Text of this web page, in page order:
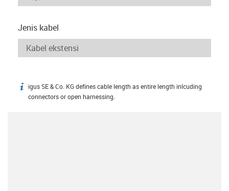
Jenis kabel
igus-icon-info
igus SE & Co. KG defines cable length as entire length inlcuding
connectors or open harnessing.